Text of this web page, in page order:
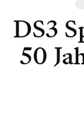
DS3
50